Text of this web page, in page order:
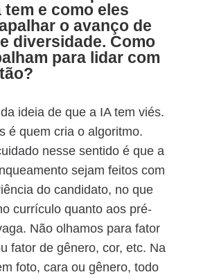
e como eles
o avanço de
diversidade. Como
para lidar com
ideia de que a IA tem viés.
é quem cria o algoritmo.
nesse sentido é que a
sejam feitos com
do candidato, no que
currículo quanto aos pré-
Não olhamos para fator
fator de gênero, cor, etc. Na
foto, cara ou gênero, todo